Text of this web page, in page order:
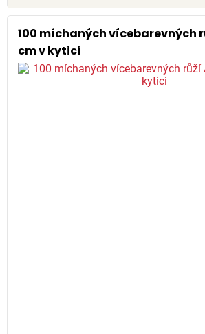
100 míchaných vícebarevných
cm v kytici